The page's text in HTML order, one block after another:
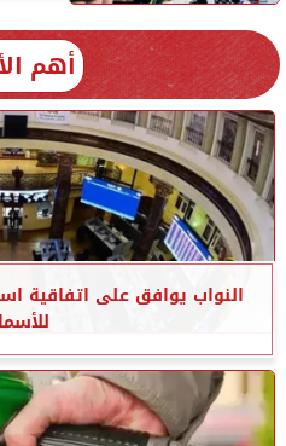
أهم
النواب يوافق على اتفاقية